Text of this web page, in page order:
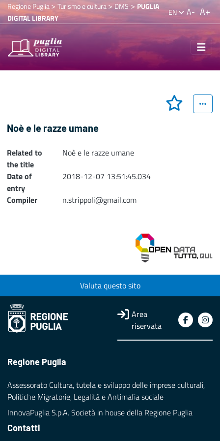
Regione Puglia> Turismo e cultura>DMS > PUGLIA
DIGITAL LIBRARY
EN A- A+
Noè e le razze umane
Related to
the title
Noè e le razze umane
Date of
entry
2018-12-07 13:51:45.034
Compiler
n.strippoli@gmail.com
Valuta questo sito
Area
riservata
Regione Puglia
Assessorato Cultura, tutela e sviluppo delle imprese culturali,
Politiche Migratorie, Legalità e Antimafia sociale
InnovaPuglia S.p.A. Società in house della Regione Puglia
Contatti